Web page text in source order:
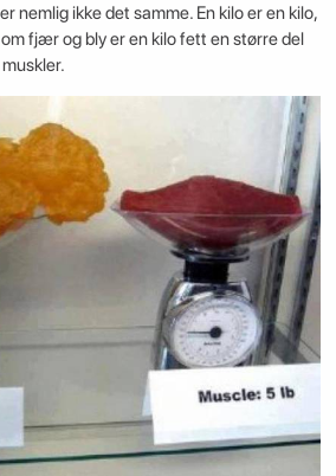
nemlig ikke det samme. En kilo er en kilo,
fjær og bly er en kilo fett en større del